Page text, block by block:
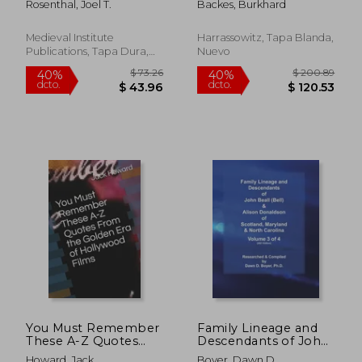
40% 45%
dcto.
Rosenthal, Joel T.
Medieval Institute
Publications, Tapa Dura,
Nuevo
Alemán)
Backes, Burkhard
Harrassowitz, Tapa Blanda,
Nuevo
You Must Remember
These A-Z Quotes
From the Golden Era
Family Lineage and
Descendants of John
Beall (Bell) & Alison